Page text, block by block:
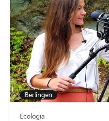
Berlingen
Ecologia